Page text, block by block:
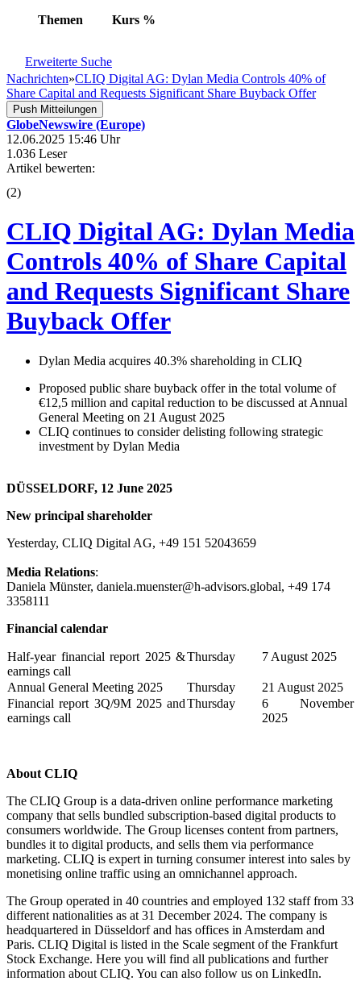
Themen Kurs %
Erweiterte Suche
Nachrichten»CLIQ Digital AG: Dylan Media Controls 40% of
Share Capital and Requests Significant Share Buyback Offer
Push Mitteilungen
GlobeNewswire (Europe)
12.06.2025 15:46 Uhr
1.036 Leser
Artikel bewerten:
(2)
CLIQ Digital AG: Dylan Media
Controls 40% of Share Capital
and Requests Significant Share
Buyback Offer
Dylan Media acquires 40.3% shareholding in CLIQ
Proposed public share buyback offer in the total volume of
€12,5 million and capital reduction to be discussed at Annual
General Meeting on 21 August 2025
CLIQ continues to consider delisting following strategic
investment by Dylan Media
DÜSSELDORF, 12 June 2025
New principal shareholder
Yesterday, CLIQ Digital AG, +49 151 52043659
Media Relations:
Daniela Münster, daniela.muenster@h-advisors.global, +49 174
3358111
Financial calendar
Half-year financial report 2025 &
earnings call
Thursday 7 August 2025
Annual General Meeting 2025 Thursday
21 August 2025
Financial report 3Q/9M 2025 and
earnings call
Thursday
6 November
2025
About CLIQ
The CLIQ Group is a data-driven online performance marketing
company that sells bundled subscription-based digital products to
consumers worldwide. The Group licenses content from partners,
bundles it to digital products, and sells them via performance
marketing. CLIQ is expert in turning consumer interest into sales by
monetising online traffic using an omnichannel approach.
The Group operated in 40 countries and employed 132 staff from 33
different nationalities as at 31 December 2024. The company is
headquartered in Düsseldorf and has offices in Amsterdam and
Paris. CLIQ Digital is listed in the Scale segment of the Frankfurt
Stock Exchange. Here you will find all publications and further
information about CLIQ. You can also follow us on LinkedIn.